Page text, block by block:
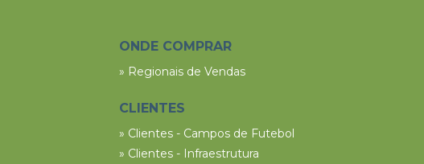
ONDE COMPRAR
» Regionais de Vendas
CLIENTES
» Clientes - Campos de Futebol
» Clientes - Infraestrutura